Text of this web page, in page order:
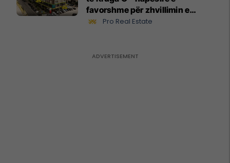
favorshme për zhvillimin e
biznesit #15796
Pro Real Estate